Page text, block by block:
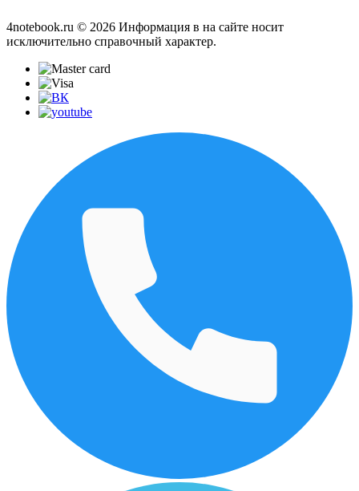
4notebook.ru © 2026 Информация в на сайте носит
исключительно справочный характер.